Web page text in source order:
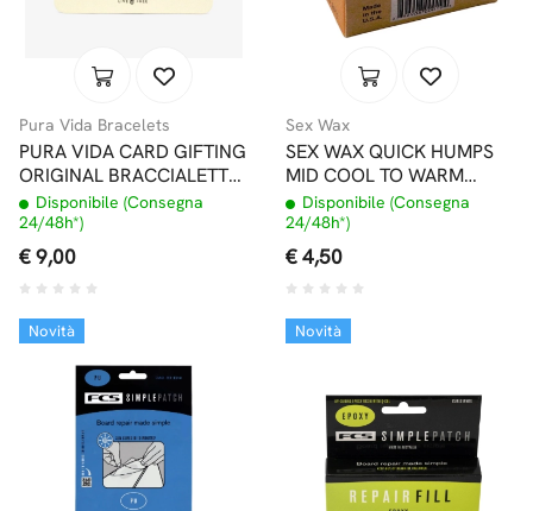
Pura Vida Bracelets
PURA VIDA CARD GIFTING
ORIGINAL BRACCIALETTO
HAPPY BIRTHDAY
Disponibile (Consegna
24/48h*)
€ 9,00
Sex Wax
SEX WAX QUICK HUMPS
MID COOL TO WARM
ETICHETTA ARANCIO 18-
26°C
Disponibile (Consegna
24/48h*)
€ 4,50
Novità Novità